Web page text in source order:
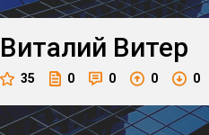
Виталий Витер
35 0 0 0 0